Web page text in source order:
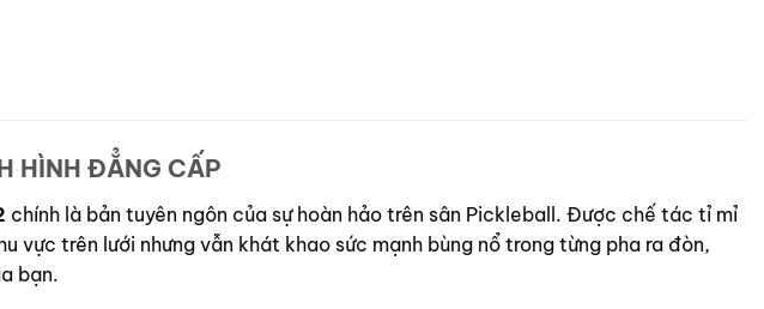
HÌNH ĐẲNG CẤP
chính là bản tuyên ngôn của sự hoàn hảo trên sân Pickleball. Được chế tác tỉ mỉ
vực trên lưới nhưng vẫn khát khao sức mạnh bùng nổ trong từng pha ra đòn,
bạn.